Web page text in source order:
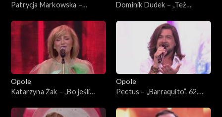
Patrycja Markowska –
KFPP: Koncert „Premiery”
Dominik Dudek – „Też
Koncert „Premiery”
Opole
Katarzyna Żak – „Bo jeśli
Koncert „Premiery”
Opole
Pectus – „Barraquito”. 62.